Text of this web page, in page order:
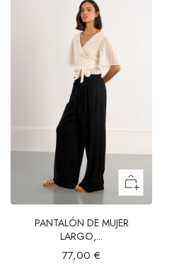
PANTALÓN DE MUJER
LARGO,...
77,00 €